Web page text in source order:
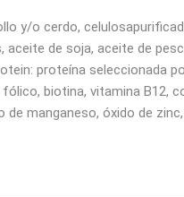
y/o cerdo,
de soja, aceite de
proteína seleccionada
biotina, vitamina B12,
manganeso, óxido de